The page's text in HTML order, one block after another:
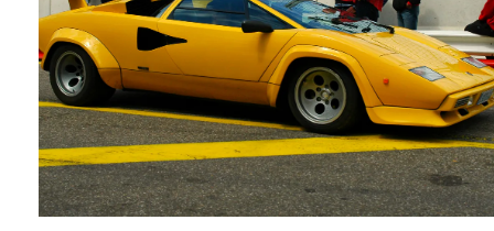
車検・整備・修理のご依頼
中古車探しのご依頼/その他
お問い合わせフォーム
ブランド紹介
058-247-8001
タップで電話がかかります
Contact Form
24時間受付対応の
お問い合わせフォームはこちら